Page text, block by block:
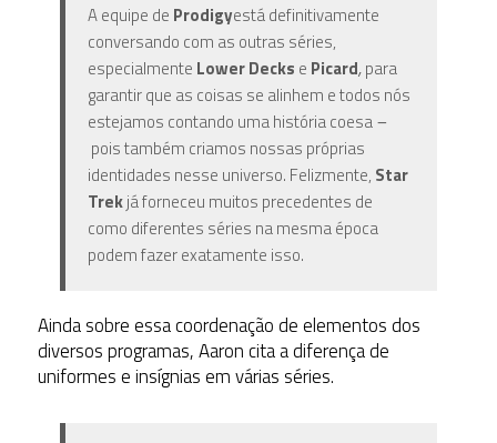
A equipe de Prodigyestá definitivamente
conversando com as outras séries,
especialmente Lower Decks e Picard,para
garantir que as coisas se alinhem e todos nós
estejamos contando uma história coesa–
pois também criamos nossas próprias
identidades nesse universo. Felizmente, Star
Trekjá forneceu muitos precedentes de
como diferentes séries na mesma época
podem fazer exatamente isso.
Ainda sobre essa coordenação de elementos dos
diversos programas, Aaron cita a diferença de
uniformes e insígnias em várias séries.